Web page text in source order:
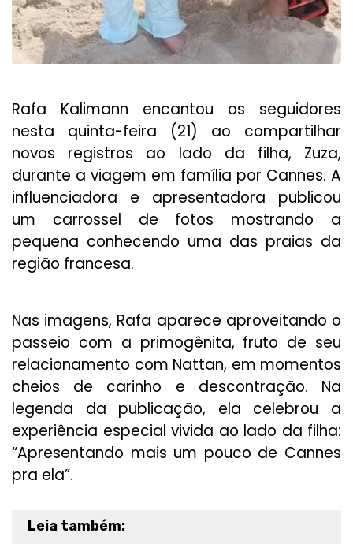
Rafa Kalimann encantou os seguidores
nesta quinta-feira (21) ao compartilhar
novos registros ao lado da filha, Zuza,
durante a viagem em família por Cannes. A
influenciadora e apresentadora publicou
um carrossel de fotos mostrando a
pequena conhecendo uma das praias da
região francesa.
Nas imagens, Rafa aparece aproveitando o
passeio com a primogênita, fruto de seu
relacionamento com Nattan, em momentos
cheios de carinho e descontração. Na
legenda da publicação, ela celebrou a
experiência especial vivida ao lado da filha:
“Apresentando mais um pouco de Cannes
pra ela”.
Leia também: